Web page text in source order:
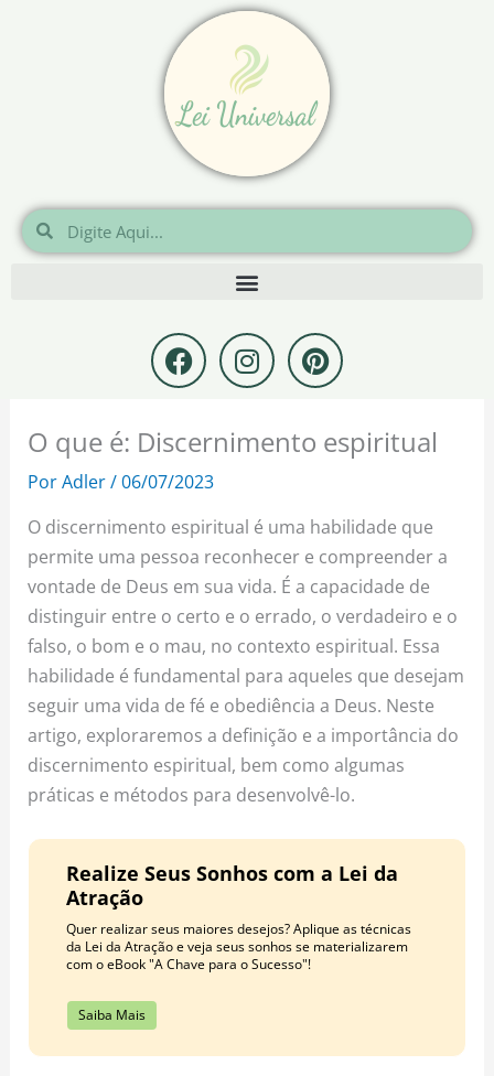
Pesquisar
Pesquisar
F
a
c
e
b
o
k
I
n
s
t
a
r
a
m
P
i
n
e
s
t
O que é: Discernimento espiritual
PorAdler/06/07/2023
O discernimento espiritual é uma habilidade que
permite uma pessoa reconhecer e compreender a
vontade de Deus em sua vida. É a capacidade de
distinguir entre o certo e o errado, o verdadeiro e o
falso, o bom e o mau, no contexto espiritual. Essa
habilidade é fundamental para aqueles que desejam
seguir uma vida de fé e obediência a Deus. Neste
artigo, exploraremos a definição e a importância do
discernimento espiritual, bem como algumas
práticas e métodos para desenvolvê-lo.
Realize Seus Sonhos com a Lei da
Atração
Quer realizar seus maiores desejos? Aplique as técnicas
da Lei da Atração e veja seus sonhos se materializarem
com o eBook "A Chave para o Sucesso"!
Saiba Mais